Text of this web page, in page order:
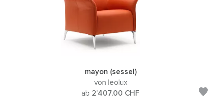
mayon (sessel)
von leolux
ab 2’407.00 CHF